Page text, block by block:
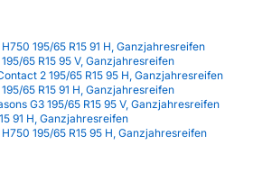
195/65 R15 91 H, Ganzjahresreifen
65 R15 95 V, Ganzjahresreifen
2 195/65 R15 95 H, Ganzjahresreifen
65 R15 91 H, Ganzjahresreifen
G3 195/65 R15 95 V, Ganzjahresreifen
91 H, Ganzjahresreifen
195/65 R15 95 H, Ganzjahresreifen